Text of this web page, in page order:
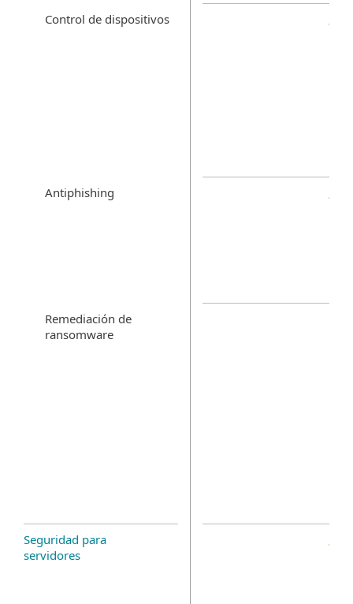
Control de dispositivos
Antiphishing
Remediación de
ransomware
Seguridad para
servidores